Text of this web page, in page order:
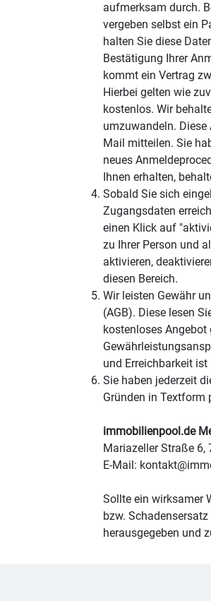
aufmerksam durch.
vergeben selbst ein
halten Sie diese
Bestätigung Ihrer
kommt ein Vertrag
Hierbei gelten wie
kostenlos. Wir
umzuwandeln.
Mail mitteilen. Sie
neues
Ihnen erhalten,
Sobald Sie sich
Zugangsdaten
einen Klick auf
zu Ihrer Person und
aktivieren,
diesen Bereich.
Wir leisten Gewähr
(AGB). Diese lesen
kostenloses
und Erreichbarkeit
Sie haben jederzeit
Gründen in Textform
immobilienpool.de
Mariazeller Straße 6,
E-Mail:
Sollte ein wirksamer
bzw.
herausgegeben und